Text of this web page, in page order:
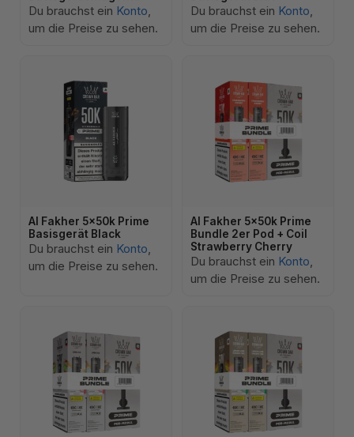
Du brauchst ein Konto,
um die Preise zu sehen.
Du brauchst ein Konto,
um die Preise zu sehen.
Al Fakher 5x50k Prime
Basisgerät Black
Du brauchst ein Konto,
um die Preise zu sehen.
Al Fakher 5x50k Prime
Bundle 2er Pod + Coil
Strawberry Cherry
Du brauchst ein Konto,
um die Preise zu sehen.